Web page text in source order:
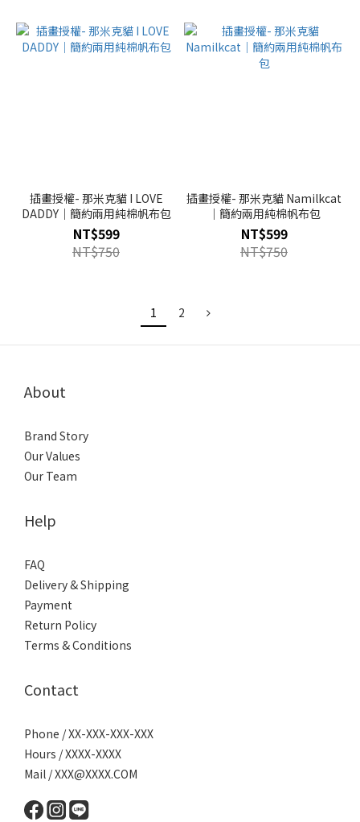
插畫授權- 那米克貓 I LOVE
DADDY｜簡約兩用純棉帆布包
NT$599
NT$750
插畫授權- 那米克貓 Namilkcat
｜簡約兩用純棉帆布包
NT$599
NT$750
1 2
About
Brand Story
Our Values
Our Team
Help
FAQ
Delivery & Shipping
Payment
Return Policy
Terms & Conditions
Contact
Phone / XX-XXX-XXX-XXX
Hours / XXXX-XXXX
Mail / XXX@XXXX.COM